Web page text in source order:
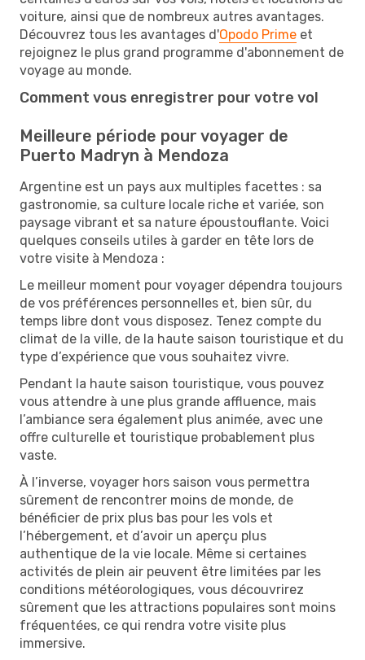
voiture, ainsi que de nombreux autres avantages.
Découvrez tous les avantages d'Opodo Prime et
rejoignez le plus grand programme d'abonnement de
voyage au monde.
Comment vous enregistrer pour votre vol
Meilleure période pour voyager de
Puerto Madryn à Mendoza
Argentine est un pays aux multiples facettes : sa
gastronomie, sa culture locale riche et variée, son
paysage vibrant et sa nature époustouflante. Voici
quelques conseils utiles à garder en tête lors de
votre visite à Mendoza :
Le meilleur moment pour voyager dépendra toujours
de vos préférences personnelles et, bien sûr, du
temps libre dont vous disposez. Tenez compte du
climat de la ville, de la haute saison touristique et du
type d’expérience que vous souhaitez vivre.
Pendant la haute saison touristique, vous pouvez
vous attendre à une plus grande affluence, mais
l’ambiance sera également plus animée, avec une
offre culturelle et touristique probablement plus
vaste.
À l’inverse, voyager hors saison vous permettra
sûrement de rencontrer moins de monde, de
bénéficier de prix plus bas pour les vols et
l’hébergement, et d’avoir un aperçu plus
authentique de la vie locale. Même si certaines
activités de plein air peuvent être limitées par les
conditions météorologiques, vous découvrirez
sûrement que les attractions populaires sont moins
fréquentées, ce qui rendra votre visite plus
immersive.